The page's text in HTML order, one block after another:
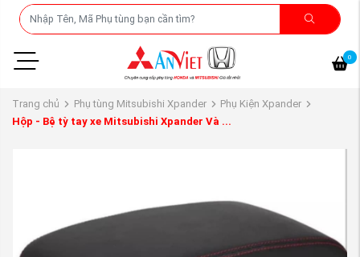
0
Trang chủ Phụ tùng Mitsubishi Xpander
Phụ Kiện Xpander
Hộp - Bệ tỳ tay xe Mitsubishi Xpander Và ...